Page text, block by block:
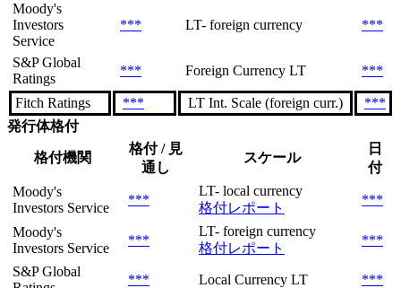
Moody's
Investors
Service
*** LT- foreign currency ***
S&P Global
Ratings
*** Foreign Currency LT ***
Fitch Ratings *** LT Int. Scale (foreign curr.)
***
発行体格付
格付機関
格付 / 見
通し
スケール
日
付
Moody's
Investors Service
***
LT- local currency
格付レポート
***
Moody's
Investors Service
***
LT- foreign currency
格付レポート
***
S&P Global
*** Local Currency LT
***